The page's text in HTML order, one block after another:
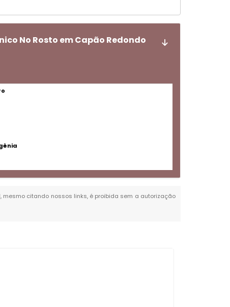
No Rosto em Capão Redondo
mesmo citando nossos links, é proibida sem a autorização